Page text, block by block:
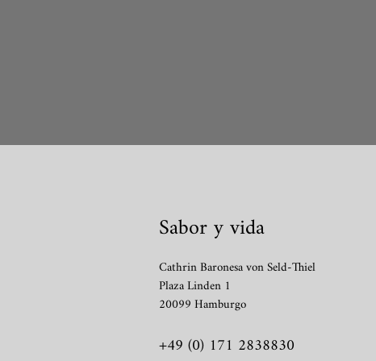
Sabor y vida
Cathrin Baronesa von Seld-Thiel
Plaza Linden 1
20099 Hamburgo
+49 (0) 171 2838830